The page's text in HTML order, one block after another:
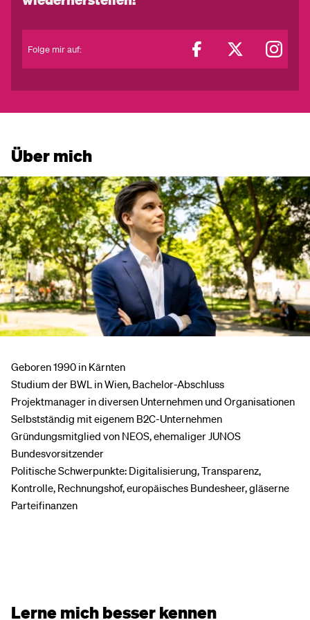
Folge mir auf:
Über mich
Geboren 1990 in Kärnten
Studium der BWL in Wien, Bachelor-Abschluss
Projektmanager in diversen Unternehmen und Organisationen
Selbstständig mit eigenem B2C-Unternehmen
Gründungsmitglied von NEOS, ehemaliger JUNOS
Bundesvorsitzender
Politische Schwerpunkte: Digitalisierung, Transparenz,
Kontrolle, Rechnungshof, europäisches Bundesheer, gläserne
Parteifinanzen
Lerne mich besser kennen